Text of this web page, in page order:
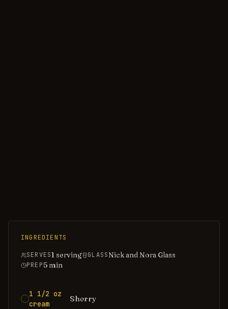
INGREDIENTS
SERVES1 serving GLASSNick and Nora Glass
PREP5min
1 1/2 oz
cream
Sherry